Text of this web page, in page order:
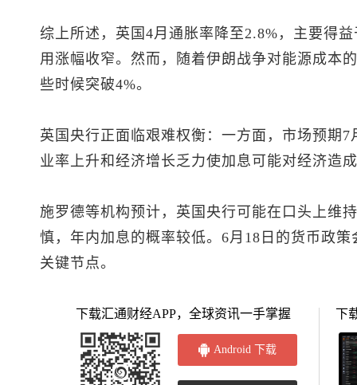
综上所述，英国4月通胀率降至2.8%，主要得
用涨幅收窄。然而，随着伊朗战争对能源成本
些时候突破4%。
英国央行正面临艰难权衡：一方面，市场预期
业率上升和经济增长乏力使加息可能对经济造
施罗德等机构预计，英国央行可能在口头上维
慎，年内加息的概率较低。6月18日的货币政
关键节点。
下载汇通财经APP，全球资讯一手掌握
Android 下载
下